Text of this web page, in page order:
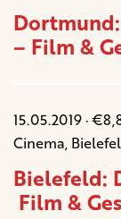
– Film &
15.05.2019 ·
Cinema,
Bielefeld:
Film &